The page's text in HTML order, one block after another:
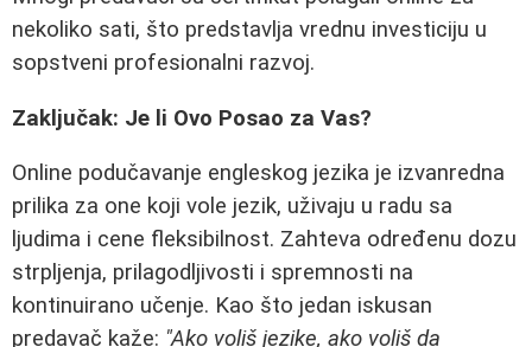
nekoliko sati, što predstavlja vrednu investiciju u
sopstveni profesionalni razvoj.
Zaključak: Je li Ovo Posao za Vas?
Online podučavanje engleskog jezika je izvanredna
prilika za one koji vole jezik, uživaju u radu sa
ljudima i cene fleksibilnost. Zahteva određenu dozu
strpljenja, prilagodljivosti i spremnosti na
kontinuirano učenje. Kao što jedan iskusan
predavač kaže: "Ako voliš jezike, ako voliš da